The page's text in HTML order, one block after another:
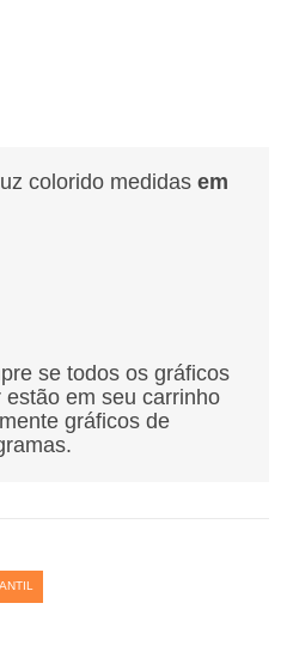
colorido medidas em
se todos os gráficos
em seu carrinho
gráficos de